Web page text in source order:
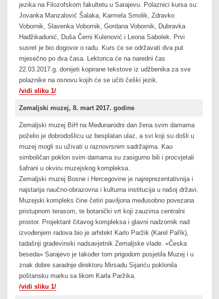
jezika na Filozofskom fakultetu u Sarajevu. Polaznici kursa su:
Jovanka Manzalović Šalaka, Karmela Smolik, Zdravko
Vobornik, Slavenka Vobornik, Gordana Vobornik, Dubravka
Hadžikadunić, Duša Černi Kulenović i Leona Sabolek. Prvi
susret je bio dogovor o radu. Kurs će se održavati dva put
mjesečno po dva časa. Lektorica će na naredni čas
22.03.2017.g. donijeti kopirane tekstove iz udžbenika za sve
polaznike na osnovu kojih će se učiti češki jezik.
/vidi sliku 1/
Zemaljski muzej, 8. mart 2017. godine
Zemaljski muzej BiH na Međunarodni dan žena svim damama
poželio je dobrodošlicu uz besplatan ulaz, a svi koji su došli u
muzej mogli su uživati u raznovrsnim sadržajima. Kao
simboličan poklon svim damama su zasigurno bili i procvjetali
šafrani u okviru muzejskog kompleksa.
Zemaljski muzej Bosne i Hercegovine je najreprezentativnija i
najstarija naučno-obrazovna i kulturna institucija u našoj državi.
Muzejski kompleks čine četiri paviljona međusobno povezana
pristupnom terasom, te botanički vrt koji zauzima centralni
prostor. Projektant čitavog kompleksa i glavni nadzornik nad
izvođenjem radova bio je arhitekt Karlo Paržik (Karel Pařík),
tadašnji građevinski nadsavjetnik Zemaljske vlade. «Česka
beseda» Sarajevo je također tom prigodom posjetila Muzej i u
znak dobre saradnje direktoru Mirsadu Sijariću poklonila
poštansku marku sa likom Karla Paržika.
/vidi sliku 1/